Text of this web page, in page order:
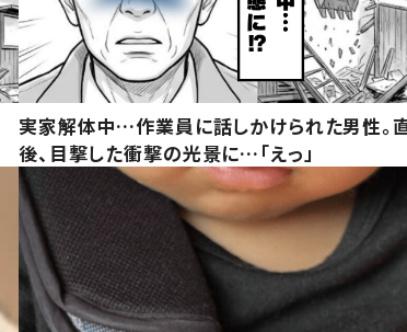
実家解体中…作業員に話しかけられた男性。
後、目撃した衝撃の光景に…「えっ」